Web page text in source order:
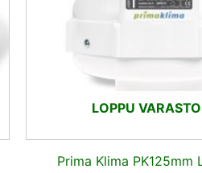
LOPPU
Prima Klima PK125mm